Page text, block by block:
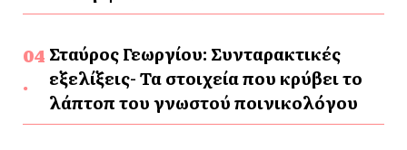
Σταύρος Γεωργίου: Συνταρακτικές
εξελίξεις- Τα στοιχεία που κρύβει το
λάπτοπ του γνωστού ποινικολόγου